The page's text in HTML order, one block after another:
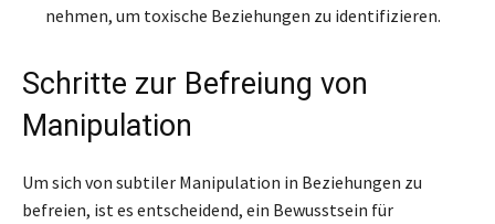
nehmen, um toxische Beziehungen zu identifizieren.
Schritte zur Befreiung von
Manipulation
Um sich von subtiler Manipulation in Beziehungen zu
befreien, ist es entscheidend, ein Bewusstsein für